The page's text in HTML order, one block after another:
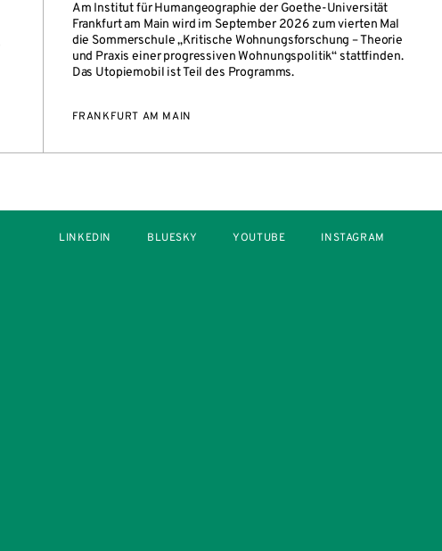
Am Institut für Humangeographie der Goethe-Universität
Frankfurt am Main wird im September 2026 zum vierten Mal
die Sommerschule „Kritische Wohnungsforschung – Theorie
und Praxis einer progressiven Wohnungspolitik“ stattfinden.
Das Utopiemobil ist Teil des Programms.
FRANKFURT AM MAIN
LINKEDIN BLUESKY YOUTUBE INSTAGRAM